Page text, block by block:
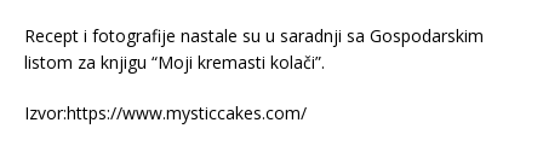
Recept i fotografije nastale su u saradnji sa Gospodarskim
listom za knjigu “Moji kremasti kolači”.
Izvor:https://www.mysticcakes.com/